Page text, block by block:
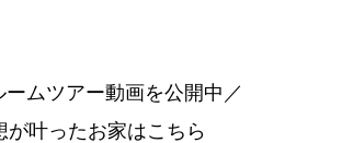
ームツアー動画を公開中／
が叶ったお家はこちら